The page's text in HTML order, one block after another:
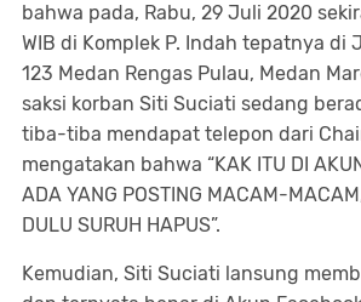
bahwa pada, Rabu, 29 Juli 2020
WIB di Komplek P. Indah tepatnya di
123 Medan Rengas Pulau, Medan
saksi korban Siti Suciati sedang
tiba-tiba mendapat telepon dari
mengatakan bahwa “KAK ITU DI
ADA YANG POSTING MACAM-
DULU SURUH HAPUS”.
Kemudian, Siti Suciati lansung